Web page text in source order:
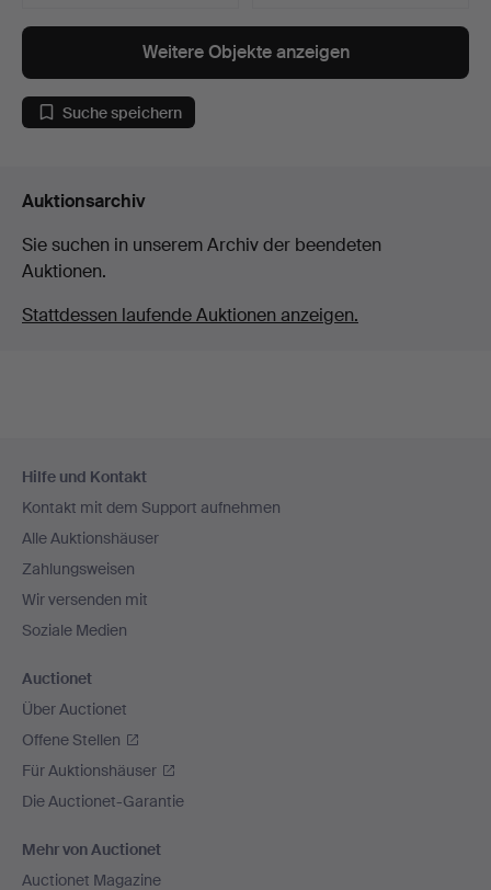
Weitere Objekte anzeigen
Suche speichern
Auktionsarchiv
Sie suchen in unserem Archiv der beendeten
Auktionen.
Stattdessen laufende Auktionen anzeigen.
Navigation
Hilfe und Kontakt
Kontakt mit dem Support aufnehmen
Alle Auktionshäuser
Zahlungsweisen
Wir versenden mit
Soziale Medien
Auctionet
Über Auctionet
Offene Stellen
Für Auktionshäuser
Die Auctionet-Garantie
Mehr von Auctionet
Auctionet Magazine